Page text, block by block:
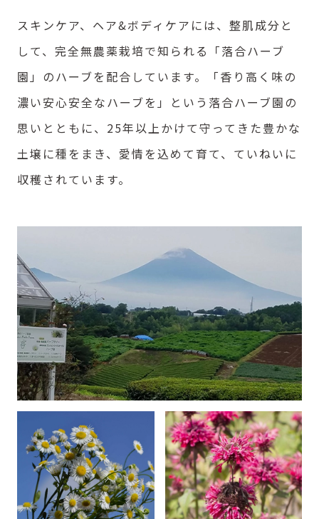
スキンケア、ヘア&ボディケアには、整肌成分と
して、完全無農薬栽培で知られる「落合ハーブ
園」のハーブを配合しています。「香り高く味の
濃い安心安全なハーブを」という落合ハーブ園の
思いとともに、25年以上かけて守ってきた豊かな
土壌に種をまき、愛情を込めて育て、ていねいに
収穫されています。